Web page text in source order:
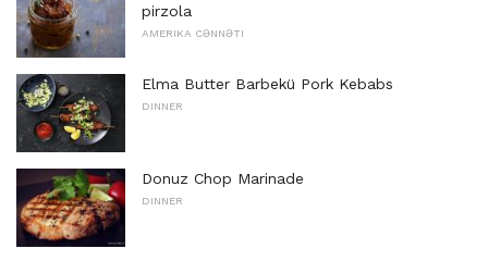
pirzola
AMERIKA CƏNNƏTI
Elma Butter Barbekü Pork Kebabs
DINNER
Donuz Chop Marinade
DINNER